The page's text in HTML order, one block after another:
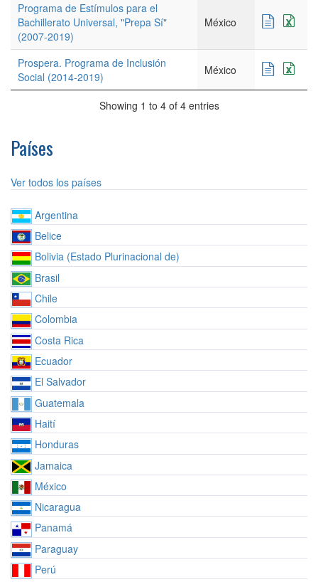
Programa de Estímulos para el
Bachillerato Universal, "Prepa Sí"
(2007-2019)
México
Prospera. Programa de Inclusión
Social (2014-2019)
México
Showing 1 to 4 of 4 entries
Países
Ver todos los países
Argentina
Belice
Bolivia (Estado Plurinacional de)
Brasil
Chile
Colombia
Costa Rica
Ecuador
El Salvador
Guatemala
Haití
Honduras
Jamaica
México
Nicaragua
Panamá
Paraguay
Perú